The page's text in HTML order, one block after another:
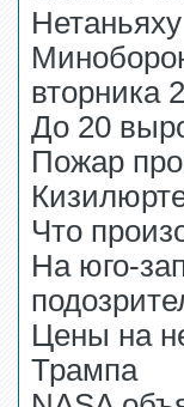
вторника
До 20
Пожар
Что
На юго-
Цены на
Трампа